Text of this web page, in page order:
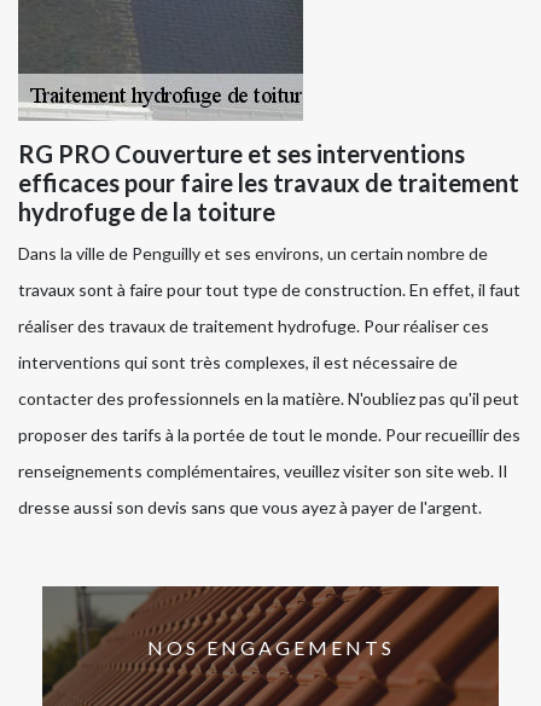
RG PRO Couverture et ses interventions
efficaces pour faire les travaux de traitement
hydrofuge de la toiture
Dans la ville de Penguilly et ses environs, un certain nombre de
travaux sont à faire pour tout type de construction. En effet, il faut
réaliser des travaux de traitement hydrofuge. Pour réaliser ces
interventions qui sont très complexes, il est nécessaire de
contacter des professionnels en la matière. N'oubliez pas qu'il peut
proposer des tarifs à la portée de tout le monde. Pour recueillir des
renseignements complémentaires, veuillez visiter son site web. Il
dresse aussi son devis sans que vous ayez à payer de l'argent.
NOS ENGAGEMENTS